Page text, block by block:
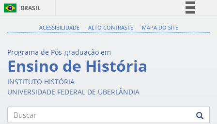
BRASIL
Acesso à informação
ACESSIBILIDADE ALTO CONTRASTE MAPA DO SITE
Programa de Pós-graduação em
Ensino de História
INSTITUTO HISTÓRIA
UNIVERSIDADE FEDERAL DE UBERLÂNDIA